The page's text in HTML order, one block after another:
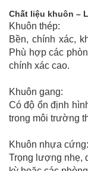
Chất liệu khuôn –
Khuôn thép:
Bền, chính xác,
Phù hợp các
chính xác cao.
Khuôn gang:
Có độ ổn định
trong môi trường
Khuôn nhựa cứng:
Trọng lượng nhẹ,